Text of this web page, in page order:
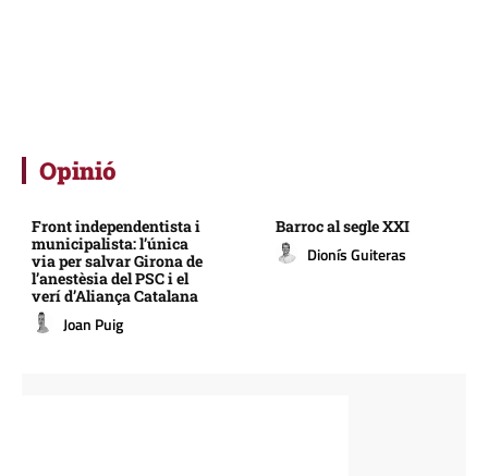
Opinió
Front independentista i
municipalista: l’única
via per salvar Girona de
l’anestèsia del PSC i el
verí d’Aliança Catalana
Joan Puig
Barroc al segle XXI
Dionís Guiteras